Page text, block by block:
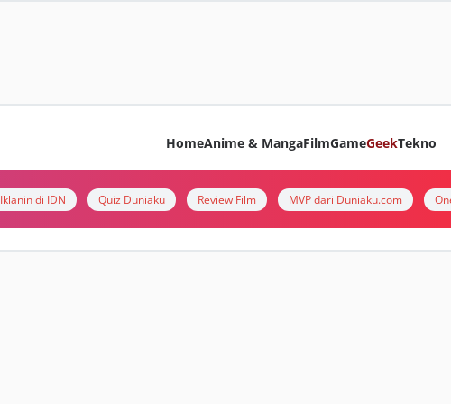
HomeAnime & MangaFilmGameGeekTekno
Iklanin di IDN Quiz Duniaku Review Film MVP dari Duniaku.com